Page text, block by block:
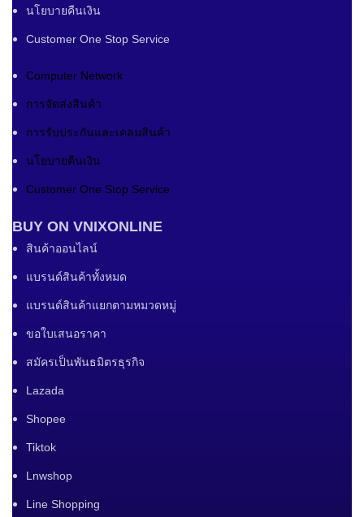
นโยบายคืนเงิน
Customer One Stop Service
Computer Network
การจัดส่งสินค้า
การรับประกันและเคลมสินค้า
นโยบายคืนเงิน
Customer One Stop Service
BUY ON VNIXONLINE
สินค้าออนไลน์
แบรนด์สินค้าทั้งหมด
แบรนด์สินค้าแยกตามหมวดหมู่
ขอใบเสนอราคา
สมัครเป็นพันธมิตรธุรกิจ
Lazada
Shopee
Tiktok
Lnwshop
Line Shopping